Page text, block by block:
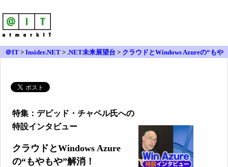
＠IT > Insider.NET > .NET未来展望台 > クラウドとWindows Azureの“もや
特集：デビッド・チャペル氏への
特設インタビュー
クラウドとWindows Azure
の“もやもや”解消！